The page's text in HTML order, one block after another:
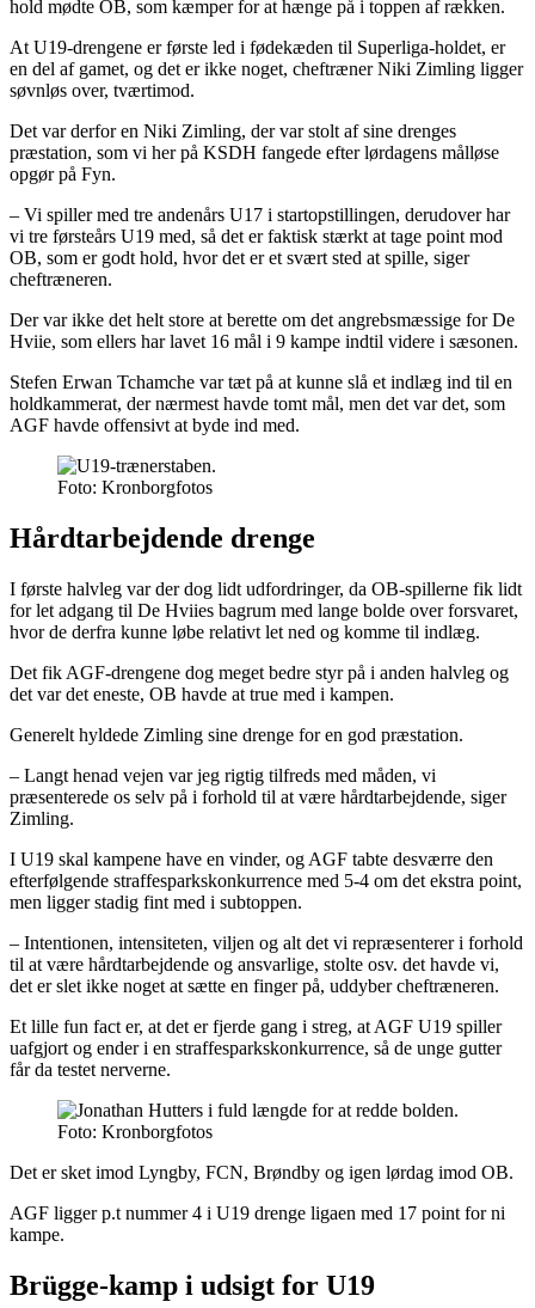
hold mødte OB, som kæmper for at hænge på i toppen af rækken.
At U19-drengene er første led i fødekæden til Superliga-holdet, er
en del af gamet, og det er ikke noget, cheftræner Niki Zimling ligger
søvnløs over, tværtimod.
Det var derfor en Niki Zimling, der var stolt af sine drenges
præstation, som vi her på KSDH fangede efter lørdagens målløse
opgør på Fyn.
– Vi spiller med tre andenårs U17 i startopstillingen, derudover har
vi tre førsteårs U19 med, så det er faktisk stærkt at tage point mod
OB, som er godt hold, hvor det er et svært sted at spille, siger
cheftræneren.
Der var ikke det helt store at berette om det angrebsmæssige for De
Hviie, som ellers har lavet 16 mål i 9 kampe indtil videre i sæsonen.
Stefen Erwan Tchamche var tæt på at kunne slå et indlæg ind til en
holdkammerat, der nærmest havde tomt mål, men det var det, som
AGF havde offensivt at byde ind med.
Foto: Kronborgfotos
Hårdtarbejdende drenge
I første halvleg var der dog lidt udfordringer, da OB-spillerne fik lidt
for let adgang til De Hviies bagrum med lange bolde over forsvaret,
hvor de derfra kunne løbe relativt let ned og komme til indlæg.
Det fik AGF-drengene dog meget bedre styr på i anden halvleg og
det var det eneste, OB havde at true med i kampen.
Generelt hyldede Zimling sine drenge for en god præstation.
– Langt henad vejen var jeg rigtig tilfreds med måden, vi
præsenterede os selv på i forhold til at være hårdtarbejdende, siger
Zimling.
I U19 skal kampene have en vinder, og AGF tabte desværre den
efterfølgende straffesparkskonkurrence med 5-4 om det ekstra point,
men ligger stadig fint med i subtoppen.
– Intentionen, intensiteten, viljen og alt det vi repræsenterer i forhold
til at være hårdtarbejdende og ansvarlige, stolte osv. det havde vi,
det er slet ikke noget at sætte en finger på, uddyber cheftræneren.
Et lille fun fact er, at det er fjerde gang i streg, at AGF U19 spiller
uafgjort og ender i en straffesparkskonkurrence, så de unge gutter
får da testet nerverne.
Foto: Kronborgfotos
Det er sket imod Lyngby, FCN, Brøndby og igen lørdag imod OB.
AGF ligger p.t nummer 4 i U19 drenge ligaen med 17 point for ni
kampe.
Brügge-kamp i udsigt for U19